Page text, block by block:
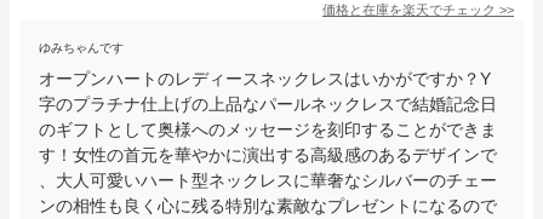
価格と在庫を楽天でチェック >>
ゆみちゃんです
オープンハートのレディースネックレスはいかがですか？Y
字のプラチナ仕上げの上品なパールネックレスで結婚記念日
のギフトとして奥様へのメッセージを刻印することができま
す！女性の首元を華やかに演出する高級感のあるデザインで
、大人可愛いハート型ネックレスに華奢なシルバーのチェー
ンの相性も良く心に残る特別な素敵なプレゼントになるので